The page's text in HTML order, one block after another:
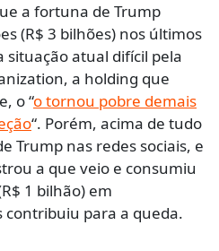
a fortuna de Trump
(R$ 3 bilhões) nos últimos
situação atual difícil pela
a holding que
o “o tornou pobre demais
“. Porém, acima de tudo
Trump nas redes sociais, e
a que veio e consumiu
1 bilhão) em
para a queda.